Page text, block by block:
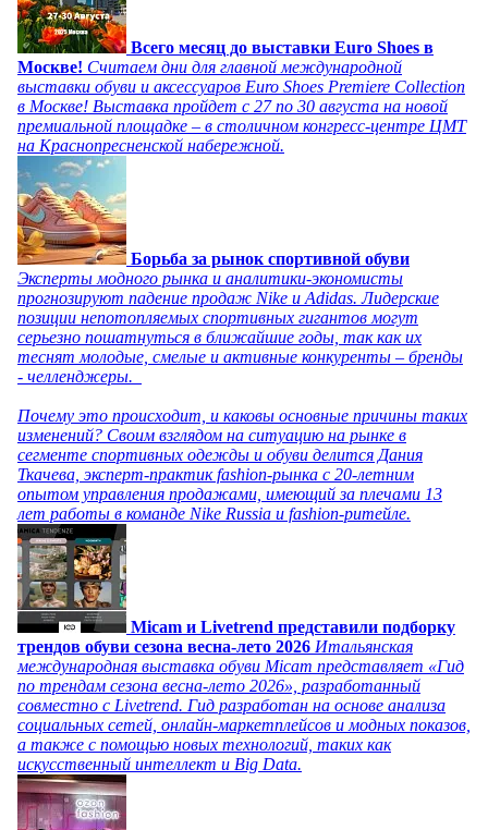
Всего месяц до выставки Euro Shoes в
Москве! Считаем дни для главной международной
выставки обуви и аксессуаров Euro Shoes Premiere Collection
в Москве! Выставка пройдет с 27 по 30 августа на новой
премиальной площадке – в столичном конгресс-центре ЦМТ
на Краснопресненской набережной.
Борьба за рынок спортивной обуви
Эксперты модного рынка и аналитики-экономисты
прогнозируют падение продаж Nike и Adidas. Лидерские
позиции непотопляемых спортивных гигантов могут
серьезно пошатнуться в ближайшие годы, так как их
теснят молодые, смелые и активные конкуренты – бренды
- челленджеры.
Почему это происходит, и каковы основные причины таких
изменений? Своим взглядом на ситуацию на рынке в
сегменте спортивных одежды и обуви делится Дания
Ткачева, эксперт-практик fashion-рынка с 20-летним
опытом управления продажами, имеющий за плечами 13
лет работы в команде Nike Russia и fashion-ритейле.
Micam и Livetrend представили подборку
трендов обуви сезона весна-лето 2026 Итальянская
международная выставка обуви Micam представляет «Гид
по трендам сезона весна-лето 2026», разработанный
совместно с Livetrend. Гид разработан на основе анализа
социальных сетей, онлайн-маркетплейсов и модных показов,
а также с помощью новых технологий, таких как
искусственный интеллект и Big Data.